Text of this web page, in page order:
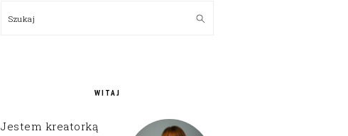
SIDEBAR
Szukaj
WITAJ
Jestem kreatorką